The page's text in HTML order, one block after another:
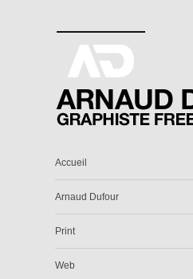
Accueil
Arnaud Dufour
Print
Web